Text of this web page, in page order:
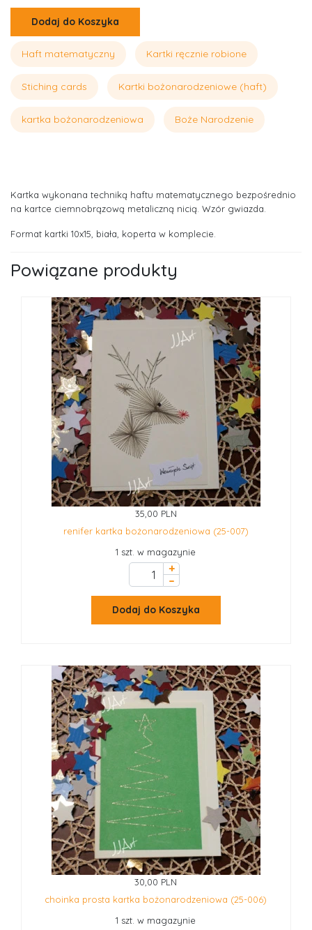
Dodaj do Koszyka
Haft matematyczny Kartki ręcznie robione
Stiching cards Kartki bożonarodzeniowe (haft)
kartka bożonarodzeniowa Boże Narodzenie
Kartka wykonana techniką haftu matematycznego bezpośrednio
na kartce ciemnobrązową metaliczną nicią. Wzór gwiazda.
Format kartki 10x15, biała, koperta w komplecie.
Powiązane produkty
35,00 PLN
renifer kartka bożonarodzeniowa (25-007)
1 szt. w magazynie
+
–
Dodaj do Koszyka
30,00 PLN
choinka prosta kartka bożonarodzeniowa (25-006)
1 szt. w magazynie